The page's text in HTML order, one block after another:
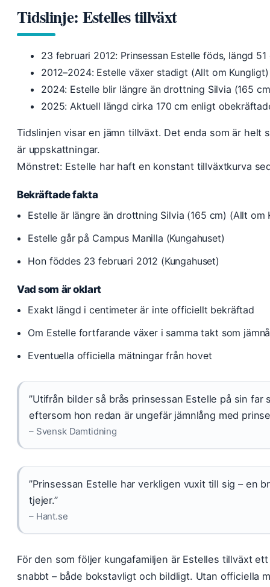
Tidslinje: Estelles tillväxt
23 februari 2012: Prinsessan Estelle föds, längd
2012–2024: Estelle växer stadigt (Allt om Kungligt)
2024: Estelle blir längre än drottning Silvia (165
2025: Aktuell längd cirka 170 cm enligt
Tidslinjen visar en jämn tillväxt. Det enda som är helt
är uppskattningar.
Mönstret: Estelle har haft en konstant tillväxtkurva
Bekräftade fakta
Estelle är längre än drottning Silvia (165 cm) (Allt om
Estelle går på Campus Manilla (Kungahuset)
Hon föddes 23 februari 2012 (Kungahuset)
Vad som är oklart
Exakt längd i centimeter är inte officiellt bekräftad
Om Estelle fortfarande växer i samma takt som
Eventuella officiella mätningar från hovet
”Utifrån bilder så brås prinsessan Estelle på sin far
eftersom hon redan är ungefär jämnlång med
– Svensk Damtidning
”Prinsessan Estelle har verkligen vuxit till sig – en
tjejer.”
– Hant.se
För den som följer kungafamiljen är Estelles tillväxt
snabbt – både bokstavligt och bildligt. Utan officiella